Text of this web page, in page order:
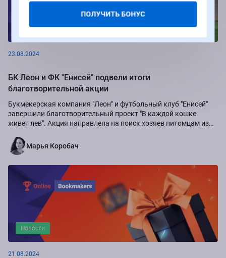
Новости
23.08.2024
БК Леон и ФК "Енисей" подвели итоги
благотворительной акции
Букмекерская компания "Леон" и футбольный клуб "Енисей"
завершили благотворительный проект "В каждой кошке
живет лев". Акция направлена на поиск хозяев питомцам из
Марья Коробач
Новости
21.08.2024
ПОЛУЧИТЬ БОНУС